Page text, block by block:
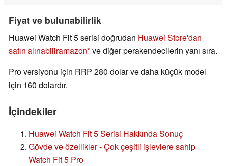
Fiyat ve bulunabilirlik
Huawei Watch Fit 5 serisi doğrudan Huawei Store'dan
satın alınabiliramazon ve diğer perakendecilerin yanı sıra.
Pro versiyonu için RRP 280 dolar ve daha küçük model
için 160 dolardır.
İçindekiler
Huawei Watch Fit 5 Serisi Hakkında Sonuç
Gövde ve özellikler - Çok çeşitli işlevlere sahip
Watch Fit 5 Pro